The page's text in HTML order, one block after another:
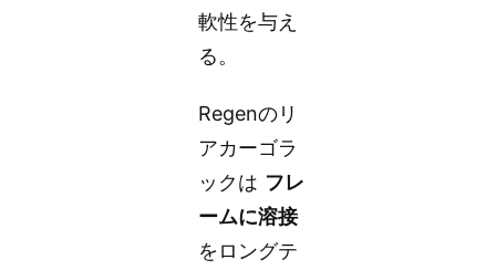
軟性を与え
る。
Regenのリ
アカーゴラ
ックは フレ
ームに溶接
をロングテ